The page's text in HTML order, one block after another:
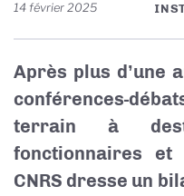
14 février 2025
Après plus d’une
conférences-
terrain à
fonctionnaires
CNRS dresse un